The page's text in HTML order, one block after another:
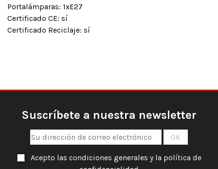
Portalámparas: 1xE27
Certificado CE: sí
Certificado Reciclaje: sí
Suscríbete a nuestra newsletter
Acepto las condiciones generales y la política de